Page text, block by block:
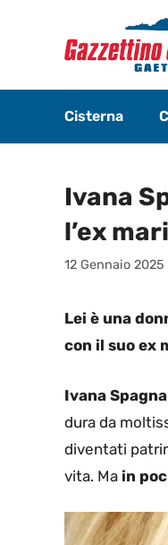
contenuto
Cisterna
Ivana
l’ex
12 Gennaio 2025
Lei è una
con il suo ex
Ivana
dura da
diventati
vita. Ma in